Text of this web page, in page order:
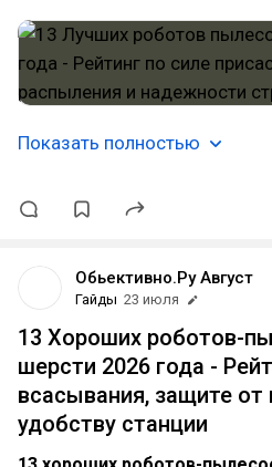
Показать полностью
Обьективно.Ру Август
Гайды 23 июля
13 Хороших роботов-
шерсти 2026 года -
всасывания, защите
удобству станции